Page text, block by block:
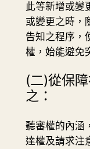
此等新增或變
或變更之時，
告知之程序，
權，始能避免
(二)從保
之：
聽審權的內涵
達權及請求注